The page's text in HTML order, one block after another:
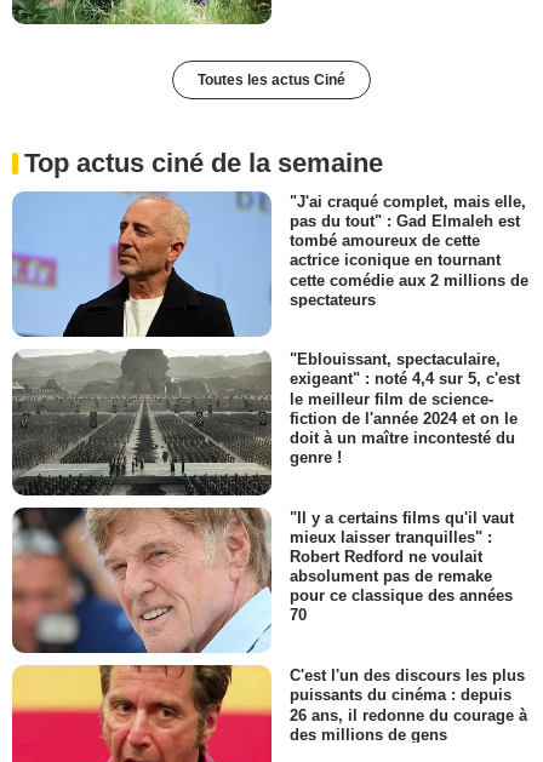
Toutes les actus Ciné
Top actus ciné de la semaine
"J'ai craqué complet, mais elle,
pas du tout" : Gad Elmaleh est
tombé amoureux de cette
actrice iconique en tournant
cette comédie aux 2 millions de
spectateurs
"Eblouissant, spectaculaire,
exigeant" : noté 4,4 sur 5, c'est
le meilleur film de science-
fiction de l'année 2024 et on le
doit à un maître incontesté du
genre !
"Il y a certains films qu'il vaut
mieux laisser tranquilles" :
Robert Redford ne voulait
absolument pas de remake
pour ce classique des années
70
C'est l'un des discours les plus
puissants du cinéma : depuis
26 ans, il redonne du courage à
des millions de gens